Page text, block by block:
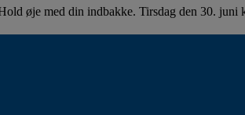
øje med din indbakke. Tirsdag den 30.